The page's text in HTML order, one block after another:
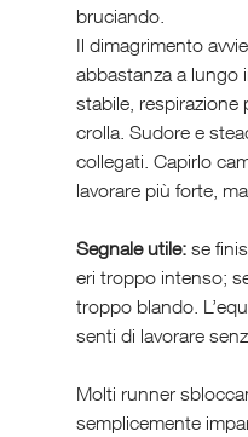
bruciando.
Il dimagrimento
abbastanza a lungo
stabile, respirazione
crolla. Sudore e
collegati. Capirlo
lavorare più forte,
Segnale utile: se
eri troppo intenso;
troppo blando.
senti di lavorare
Molti runner
semplicemente